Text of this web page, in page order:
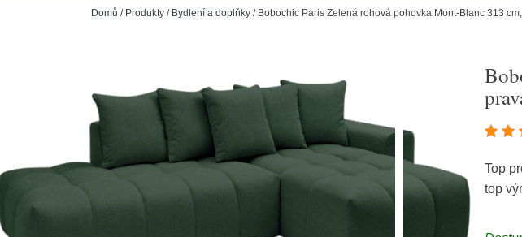
Domů / Produkty / Bydlení a doplňky / Bobochic Paris Zelená rohová pohovka Mont-Blanc 313
Top
top